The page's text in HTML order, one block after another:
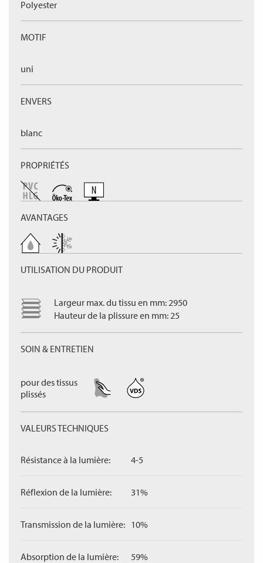
Polyester
MOTIF
uni
ENVERS
blanc
PROPRIÉTÉS
AVANTAGES
UTILISATION DU PRODUIT
Largeur max. du tissu en mm: 2950
Hauteur de la plissure en mm: 25
SOIN & ENTRETIEN
pour des tissus
plissés
VALEURS TECHNIQUES
Résistance à la lumière: 4-5
Réflexion de la lumière: 31%
Transmission de la lumière: 10%
Absorption de la lumière: 59%